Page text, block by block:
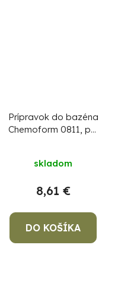
Prípravok do bazéna
Chemoform 0811, pH
skladom
8,61 €
DO KOŠÍKA